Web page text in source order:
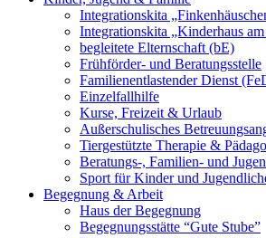
Integrationskita
Integrationskita „Kinderhaus
begleitete Elternschaft (bE)
Frühförder- und Beratungsstelle
Familienentlastender Dienst
Einzelfallhilfe
Kurse, Freizeit & Urlaub
Außerschulisches
Tiergestützte Therapie &
Beratungs-, Familien- und
Sport für Kinder und
Begegnung & Arbeit
Haus der Begegnung
Begegnungsstätte “Gute Stube”